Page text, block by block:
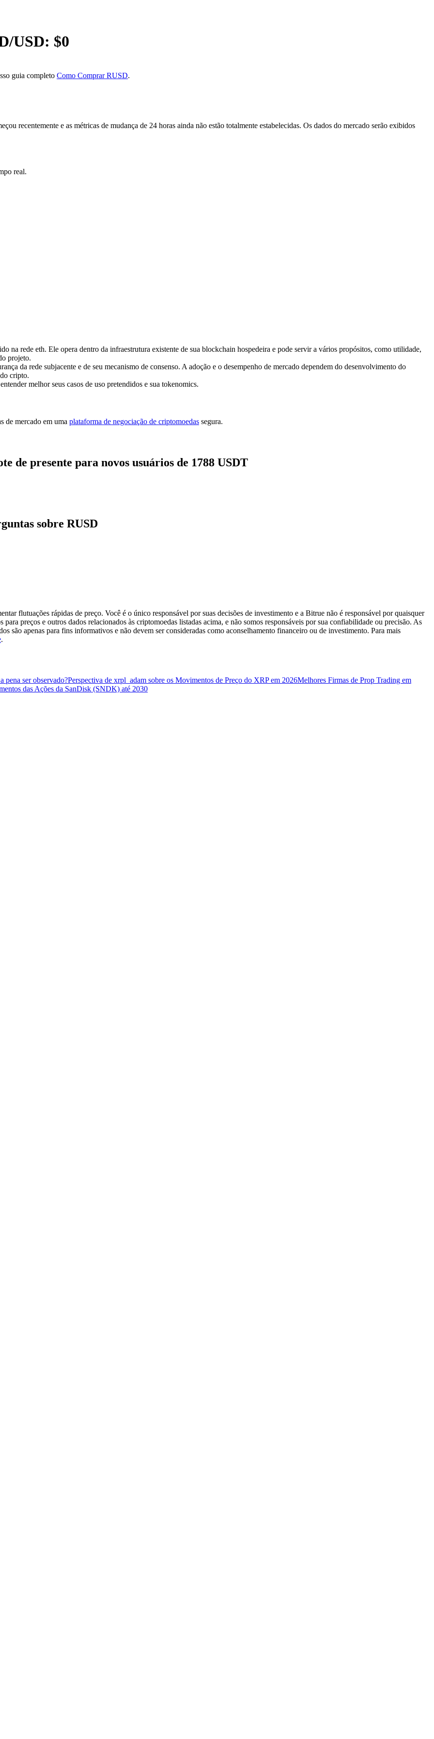
/USD: $0
guia completo Como Comprar RUSD.
recentemente e as métricas de mudança de 24 horas ainda não estão totalmente estabelecidas. Os dados do mercado serão exibidos
real.
rede eth. Ele opera dentro da infraestrutura existente de sua blockchain hospedeira e pode servir a vários propósitos, como utilidade,
projeto.
da rede subjacente e de seu mecanismo de consenso. A adoção e o desempenho de mercado dependem do desenvolvimento do
cripto.
melhor seus casos de uso pretendidos e sua tokenomics.
de mercado em uma plataforma de negociação de criptomoedas segura.
de presente para novos usuários de 1788 USDT
sobre RUSD
flutuações rápidas de preço. Você é o único responsável por suas decisões de investimento e a Bitrue não é responsável por quaisquer
preços e outros dados relacionados às criptomoedas listadas acima, e não somos responsáveis por sua confiabilidade ou precisão. As
são apenas para fins informativos e não devem ser consideradas como aconselhamento financeiro ou de investimento. Para mais
.
pena ser observado?Perspectiva de xrpl_adam sobre os Movimentos de Preço do XRP em 2026Melhores Firmas de Prop Trading em
das Ações da SanDisk (SNDK) até 2030